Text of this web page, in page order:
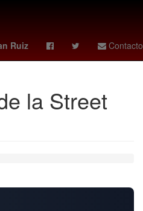
Ruiz Contacto
la Street